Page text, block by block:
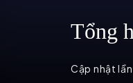
Tổng
Cập nhật